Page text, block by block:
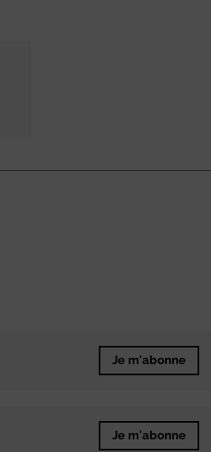
Je m'abonne
Je m'abonne